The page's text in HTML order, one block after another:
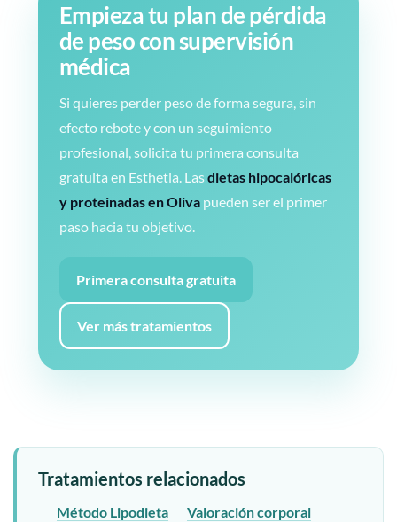
Empieza tu plan de pérdida
de peso con supervisión
médica
Si quieres perder peso de forma segura, sin
efecto rebote y con un seguimiento
profesional, solicita tu primera consulta
gratuita en Esthetia. Lasdietas hipocalóricas
y proteinadas en Oliva pueden ser el primer
paso hacia tu objetivo.
Primera consulta gratuita
Ver más tratamientos
Tratamientos relacionados
Método Lipodieta
Valoración corporal